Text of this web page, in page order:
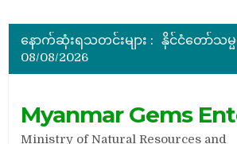
နောက်ဆုံးရသတင်းများ :
08/08/2026
Myanmar Gems
Ministry of Natural Resources and